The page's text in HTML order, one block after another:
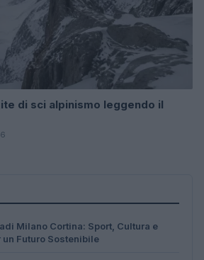
di sci alpinismo leggendo il
Milano Cortina: Sport, Cultura e
Futuro Sostenibile